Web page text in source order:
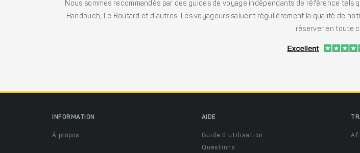
Nous sommes recommandés par des guides de voyage indépendants de référence tels
Handbuch, Le Routard et d’autres. Les voyageurs saluent régulièrement la qualité de
réserver en toute
INFORMATION
À propos
AIDE
Guide d'utilisation
Questions